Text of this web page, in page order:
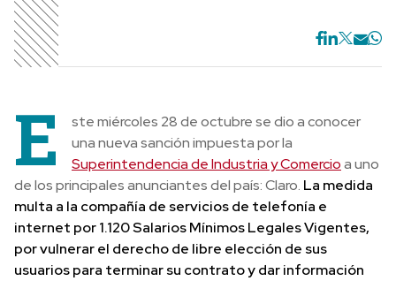
E
ste miércoles 28 de octubre se dio a conocer
una nueva sanción impuesta por la
Superintendencia de Industria y Comercioa uno
de los principales anunciantes del país: Claro. La medida
multa a la compañía de servicios de telefonía e
internet por 1.120 Salarios Mínimos Legales Vigentes,
por vulnerar el derecho de libre elección de sus
usuarios para terminar su contrato y dar información